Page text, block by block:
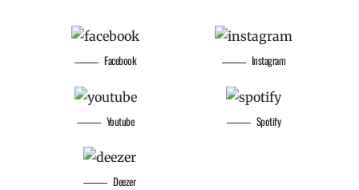
Facebook
Youtube
Instagram
Spotify
Deezer